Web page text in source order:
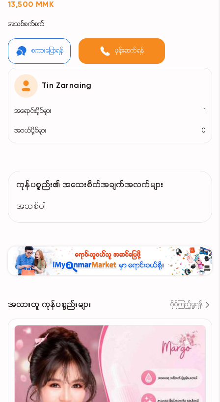
13,500 MMK
အသစ်စက်စက်
စကားပြောရန် ဖုန်းဆက်ရန်
Tin Zarnaing
အရောင်းပို့စ်များ
အဝယ်ပို့စ်များ 0
ကုန်ပစ္စည်း၏ အသေးစိတ်အချက်အလက်များ
အသစ်ပါ
အလားတူ ကုန်ပစ္စည်းများ ပိုမိုကြည့်ရှုရန်